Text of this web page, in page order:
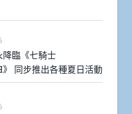
降臨《七騎士
》 同步推出各種夏日活動